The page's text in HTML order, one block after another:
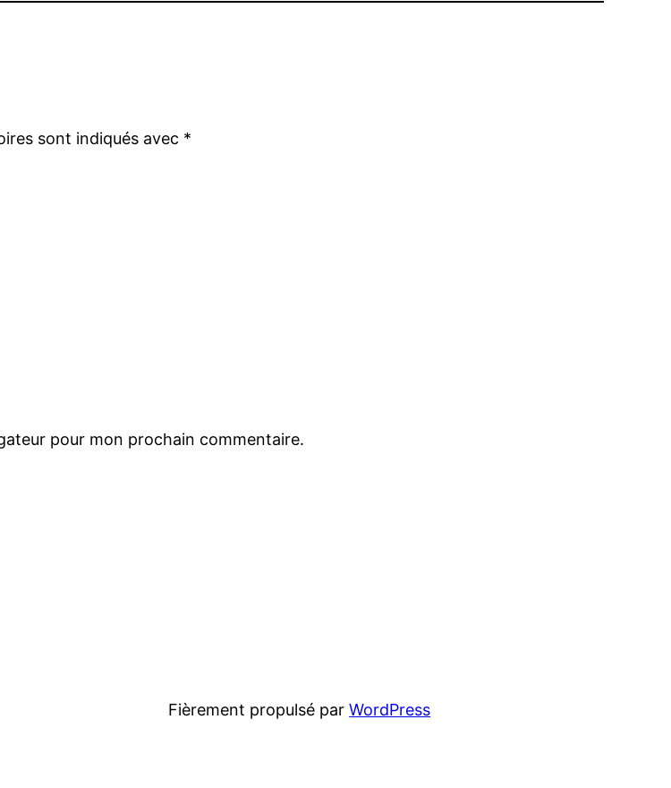
sont indiqués avec *
pour mon prochain commentaire.
Fièrement propulsé parWordPress